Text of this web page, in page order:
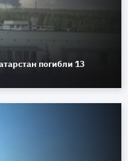
погибли 13